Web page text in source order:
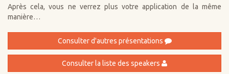
Après cela, vous ne verrez plus votre application de la même
manière…
Consulter d'autres présentations
Consulter la liste des speakers